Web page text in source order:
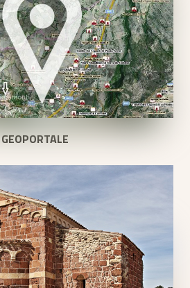
GEOPORTALE